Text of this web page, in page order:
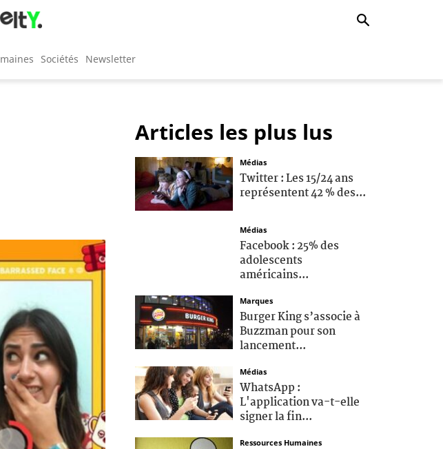
Sociétés Newsletter
Articles les plus lus
Médias
Twitter : Les 15/24 ans
représentent 42 % des...
Médias
Facebook : 25% des
adolescents
américains...
Marques
Burger King s’associe à
Buzzman pour son
lancement...
Médias
WhatsApp :
L'application va-t-elle
signer la fin...
Ressources Humaines